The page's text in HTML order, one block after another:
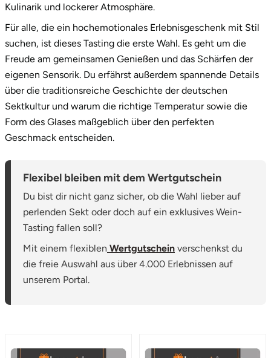
Kulinarik und lockerer Atmosphäre.
Für alle, die ein hochemotionales Erlebnisgeschenk mit Stil
suchen, ist dieses Tasting die erste Wahl. Es geht um die
Freude am gemeinsamen Genießen und das Schärfen der
eigenen Sensorik. Du erfährst außerdem spannende Details
über die traditionsreiche Geschichte der deutschen
Sektkultur und warum die richtige Temperatur sowie die
Form des Glases maßgeblich über den perfekten
Geschmack entscheiden.
Flexibel bleiben mit dem Wertgutschein
Du bist dir nicht ganz sicher, ob die Wahl lieber auf
perlenden Sekt oder doch auf ein exklusives Wein-
Tasting fallen soll?
Mit einem flexiblen Wertgutschein verschenkst du
die freie Auswahl aus über 4.000 Erlebnissen auf
unserem Portal.
Rügen
Saarbrücken
Salzgitter
Schongau
Schweinfurt
Schwerin
Seligenstadt